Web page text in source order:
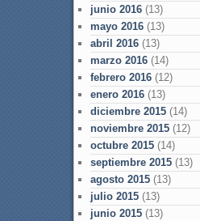
junio 2016(13)
mayo 2016(13)
abril 2016(13)
marzo 2016(14)
febrero 2016(12)
enero 2016(13)
diciembre 2015(14)
noviembre 2015(12)
octubre 2015(14)
septiembre 2015(13)
agosto 2015(13)
julio 2015(13)
junio 2015(13)